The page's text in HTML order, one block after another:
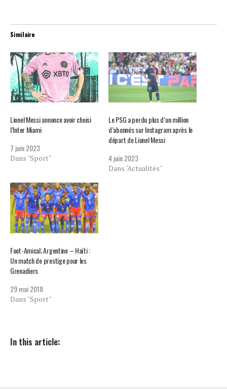
Similaire
Lionel Messi annonce avoir choisi
l’Inter Miami
7 juin 2023
Dans "Sport"
Le PSG a perdu plus d’un million
d’abonnés sur Instagram après le
départ de Lionel Messi
4 juin 2023
Dans "Actualités"
Foot-Amical; Argentine – Haïti :
Un match de prestige pour les
Grenadiers
29 mai 2018
Dans "Sport"
In this article: